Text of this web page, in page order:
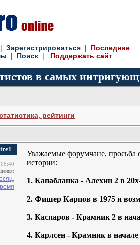
| Зарегистрироваться | Последние
| Поиск | Поддержать сайт
в самых
рейтинги
Уважаемые форумчане, просьба
истории:
1. Капабланка - Алехин 2 в
2. Фишер Карпов в 1975 и
3. Каспаров - Крамник 2 в
4. Карлсен - Крамник в начале